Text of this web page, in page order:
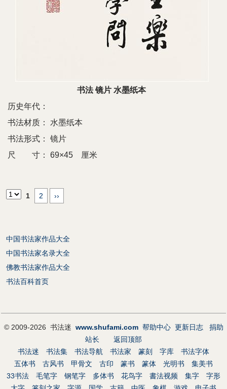
书法 镜片 水墨纸本
历史年代：
书法材质：
水墨纸本
书法形式：
镜片
尺 寸：
69×45 厘米
1 2 ››
中国书法家作品大全
中国书法家名录大全
佛教书法家作品大全
书法百科首页
© 2009-2026 书法迷 www.shufami.com 帮助中心 更新日志
捐助
站长
返回顶部
书法迷
书法集 书法导航 书法家 篆刻 字库
书法字体
五体书
古风书 甲骨文 古印 篆书 篆体 光明书
集美书
33书法
毛笔字 钢笔字 多体书 花鸟字 書法视频 集字
字形